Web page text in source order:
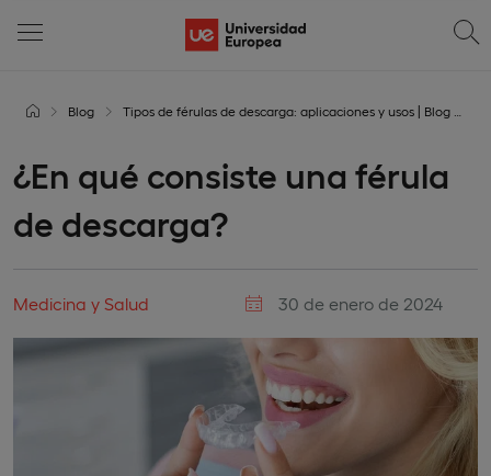
Blog Tipos de férulas de descarga: aplicaciones y usos | Blog UE
¿En qué consiste una férula
de descarga?
Medicina y Salud 30 de enero de 2024